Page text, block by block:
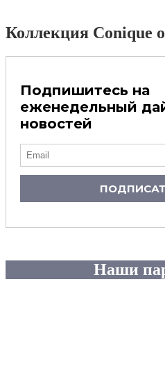
Коллекция Conique
Подпишитесь на
еженедельный
новостей
Наши